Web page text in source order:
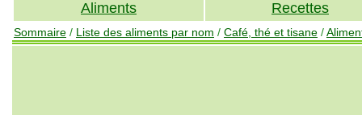
Aliments Recettes
Sommaire / Liste des aliments par nom / Café, thé et tisane /